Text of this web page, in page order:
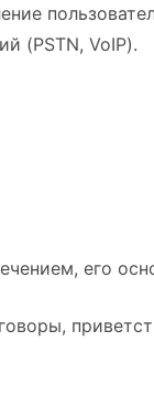
(PSTN, VoIP).
его